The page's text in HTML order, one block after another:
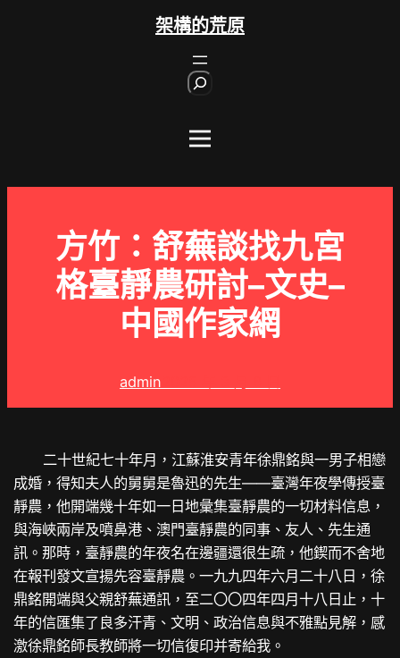
架構的荒原
方竹：舒蕪談找九宮
格臺靜農研討–文史–
中國作家網
admin
二十世紀七十年月，江蘇淮安青年徐鼎銘與一男子相戀
成婚，得知夫人的舅舅是魯迅的先生——臺灣年夜學傳授臺
靜農，他開端幾十年如一日地彙集臺靜農的一切材料信息，
與海峽兩岸及噴鼻港、澳門臺靜農的同事、友人、先生通
訊。那時，臺靜農的年夜名在邊疆還很生疏，他鍥而不舍地
在報刊發文宣揚先容臺靜農。一九九四年六月二十八日，徐
鼎銘開端與父親舒蕪通訊，至二〇〇四年四月十八日止，十
年的信匯集了良多汗青、文明、政治信息與不雅點見解，感
激徐鼎銘師長教師將一切信復印并寄給我。